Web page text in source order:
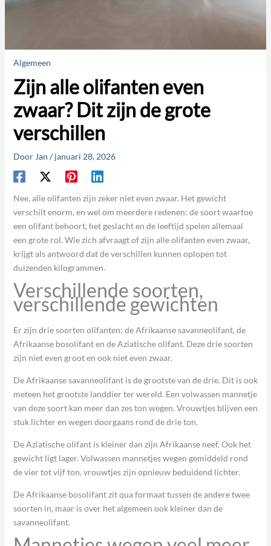
Algemeen
Zijn alle olifanten even
zwaar? Dit zijn de grote
verschillen
Door Jan /januari 28, 2026
Nee, alle olifanten zijn zeker niet even zwaar. Het gewicht
verschilt enorm, en wel om meerdere redenen: de soort waartoe
een olifant behoort, het geslacht en de leeftijd spelen allemaal
een grote rol. Wie zich afvraagt of zijn alle olifanten even zwaar,
krijgt als antwoord dat de verschillen kunnen oplopen tot
duizenden kilogrammen.
Verschillende soorten,
verschillende gewichten
Er zijn drie soorten olifanten: de Afrikaanse savanneolifant, de
Afrikaanse bosolifant en de Aziatische olifant. Deze drie soorten
zijn niet even groot en ook niet even zwaar.
De Afrikaanse savanneolifant is de grootste van de drie. Dit is ook
meteen het grootste landdier ter wereld. Een volwassen mannetje
van deze soort kan meer dan zes ton wegen. Vrouwtjes blijven een
stuk lichter en wegen doorgaans rond de drie ton.
De Aziatische olifant is kleiner dan zijn Afrikaanse neef. Ook het
gewicht ligt lager. Volwassen mannetjes wegen gemiddeld rond
de vier tot vijf ton, vrouwtjes zijn opnieuw beduidend lichter.
De Afrikaanse bosolifant zit qua formaat tussen de andere twee
soorten in, maar is over het algemeen ook kleiner dan de
savanneolifant.